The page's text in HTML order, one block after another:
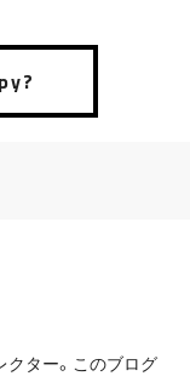
ター。このブログ